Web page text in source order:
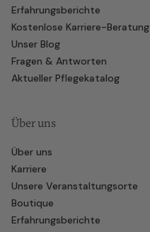
Erfahrungsberichte
Kostenlose Karriere-Beratung
Unser Blog
Fragen & Antworten
Aktueller Pflegekatalog
Über uns
Über uns
Karriere
Unsere Veranstaltungsorte
Boutique
Erfahrungsberichte